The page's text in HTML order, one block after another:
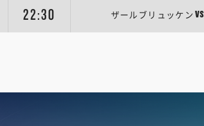
22:30 ザールブリュッケン VS